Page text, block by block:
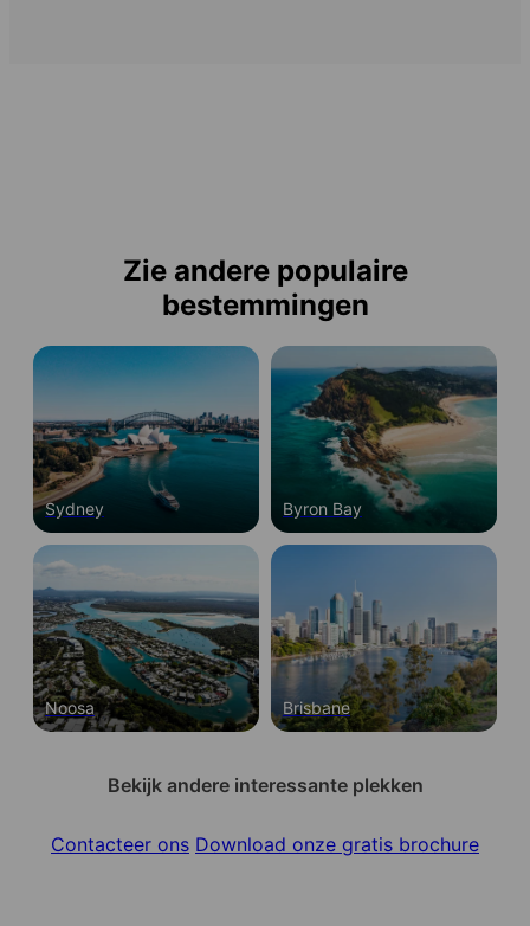
Zie andere populaire
bestemmingen
Sydney Byron Bay
Noosa Brisbane
Bekijk andere interessante plekken
Contacteer ons Download onze gratis brochure